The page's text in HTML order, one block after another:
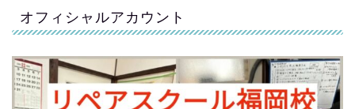
オフィシャルアカウント